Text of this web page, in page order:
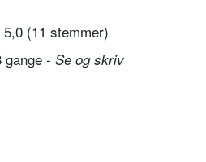
5,0 (11 stemmer)
gange - Se og skriv